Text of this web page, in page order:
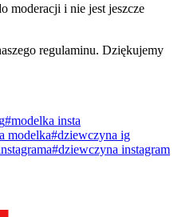
moderacji i nie jest jeszcze
regulaminu. Dziękujemy
#modelka insta
modelka#dziewczyna ig
#dziewczyna instagram